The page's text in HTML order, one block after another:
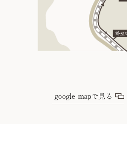
google mapで見る